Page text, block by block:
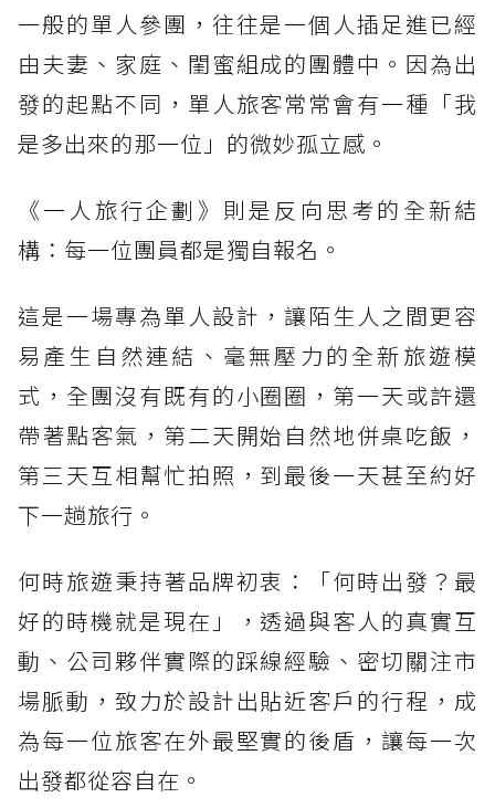
一般的單人參團，往往是一個人插足進已經
由夫妻、家庭、閨蜜組成的團體中。因為出
發的起點不同，單人旅客常常會有一種「我
是多出來的那一位」的微妙孤立感。
《一人旅行企劃》則是反向思考的全新結
構：每一位團員都是獨自報名。
這是一場專為單人設計，讓陌生人之間更容
易產生自然連結、毫無壓力的全新旅遊模
式，全團沒有既有的小圈圈，第一天或許還
帶著點客氣，第二天開始自然地併桌吃飯，
第三天互相幫忙拍照，到最後一天甚至約好
下一趟旅行。
何時旅遊秉持著品牌初衷：「何時出發？最
好的時機就是現在」，透過與客人的真實互
動、公司夥伴實際的踩線經驗、密切關注市
場脈動，致力於設計出貼近客戶的行程，成
為每一位旅客在外最堅實的後盾，讓每一次
出發都從容自在。